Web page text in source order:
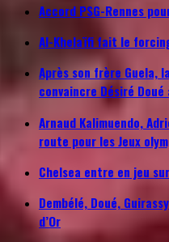
Accord PSG-Rennes
Al-Khelaïfi fait le
Après son frère Guela,
convaincre Désiré
Arnaud Kalimuendo,
route pour les Jeux
Chelsea entre en jeu
Dembélé, Doué,
d’Or